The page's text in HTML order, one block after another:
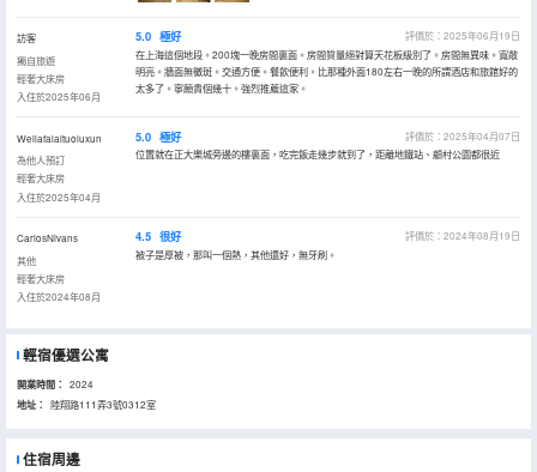
訪客
獨自旅遊
輕奢大床房
入住於2025年06月
5.0 極好
評價於：2025年06月19日
在上海這個地段。200塊一晚房間裏面。房間質量絕對算天花板級別了。房間無異味。寬敞
明亮。牆面無黴斑。交通方便。餐飲便利。比那種外面180左右一晚的所謂酒店和旅館好的
太多了。寧願貴個幾十。強烈推薦這家。
Weilafalaituoluxun
為他人預訂
輕奢大床房
入住於2025年04月
5.0 極好
評價於：2025年04月07日
位置就在正大樂城旁邊的樓裏面，吃完飯走幾步就到了，距離地鐵站、顧村公園都很近
CarlosNivans
其他
輕奢大床房
入住於2024年08月
4.5 很好
評價於：2024年08月19日
被子是厚被，那叫一個熱，其他還好，無牙刷。
輕宿優選公寓
開業時間： 2024
地址： 陸翔路111弄3號0312室
住宿周邊